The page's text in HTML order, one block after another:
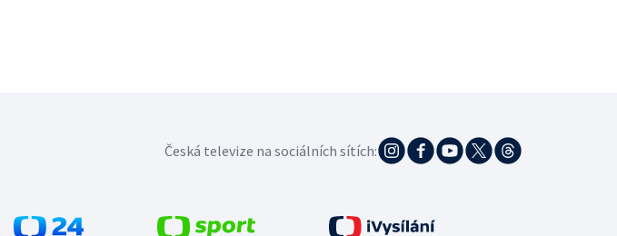
Česká televize na sociálních sítích: